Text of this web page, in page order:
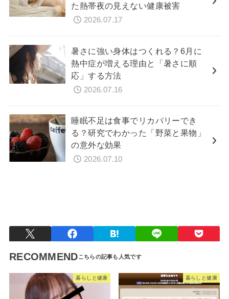
た熱帯夜の見えない健康被害
2026.07.17
暑さに強い身体はつくれる？6月に
熱中症が増える理由と「暑さに順
応」する方法
2026.07.16
睡眠不足は食事でリカバリーでき
る？研究でわかった「野菜と果物」
の意外な効果
2026.07.10
RECOMMEND
暮らしと健康 暮らしと健康